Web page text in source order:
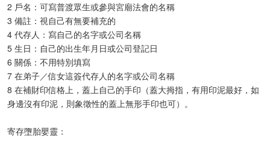
2 戶名：可寫普渡眾生或參與宮廟法會的名稱
3 備註：視自己有無要補充的
4 代存人：寫自己的名字或公司名稱
5 生日：自己的出生年月日或公司登記日
6 關係：不用特別填寫
7 在弟子／信女這簽代存人的名字或公司名稱
8 在補財印信格上，蓋上自己的手印（蓋大拇指，有用印泥最好，如
身邊沒有印泥，則象徵性的蓋上無形手印也可）。​
寄存墮胎嬰靈：